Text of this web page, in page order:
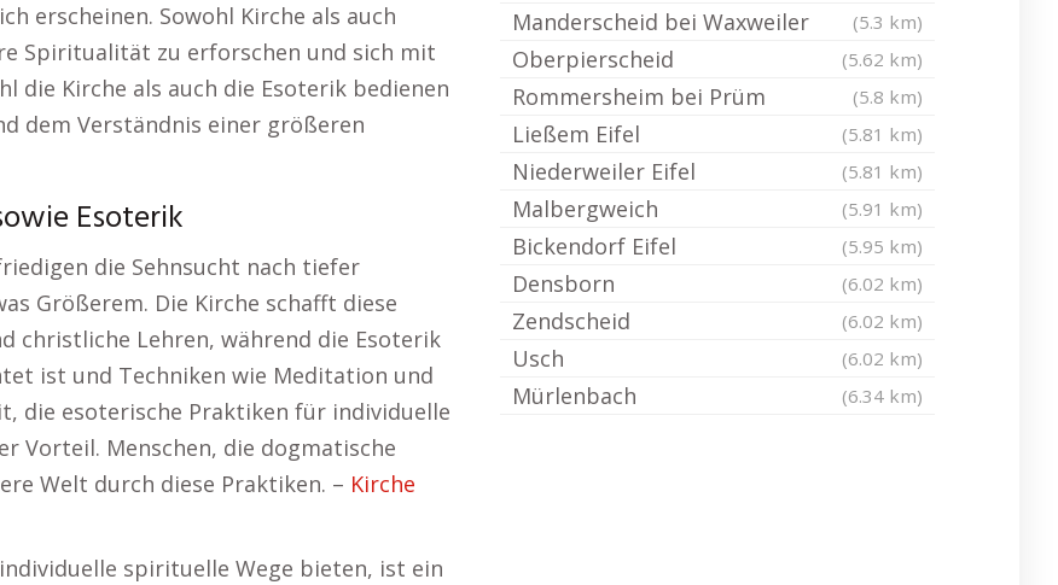
erscheinen. Sowohl Kirche als auch
Spiritualität zu erforschen und sich mit
die Kirche als auch die Esoterik bedienen
dem Verständnis einer größeren
Esoterik
die Sehnsucht nach tiefer
Größerem. Die Kirche schafft diese
christliche Lehren, während die Esoterik
ist und Techniken wie Meditation und
die esoterische Praktiken für individuelle
Vorteil. Menschen, die dogmatische
Welt durch diese Praktiken. – Kirche
spirituelle Wege bieten, ist ein
Manderscheid bei Waxweiler (5.3 km)
Oberpierscheid (5.62 km)
Rommersheim bei Prüm (5.8 km)
Ließem Eifel (5.81 km)
Niederweiler Eifel (5.81 km)
Malbergweich (5.91 km)
Bickendorf Eifel (5.95 km)
Densborn (6.02 km)
Zendscheid (6.02 km)
Usch (6.02 km)
Mürlenbach (6.34 km)